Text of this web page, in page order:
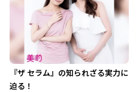
『ザ セラム』の知られざる実力に
迫る！